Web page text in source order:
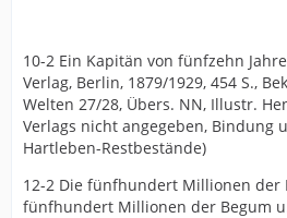
10-2 Ein Kapitän von fünfzehn
Verlag, Berlin, 1879/1929, 454 S.,
Welten 27/28, Übers. NN, Illustr.
Verlags nicht angegeben, Bindung
Hartleben-Restbestände)
12-2 Die fünfhundert Millionen der
fünfhundert Millionen der Begum